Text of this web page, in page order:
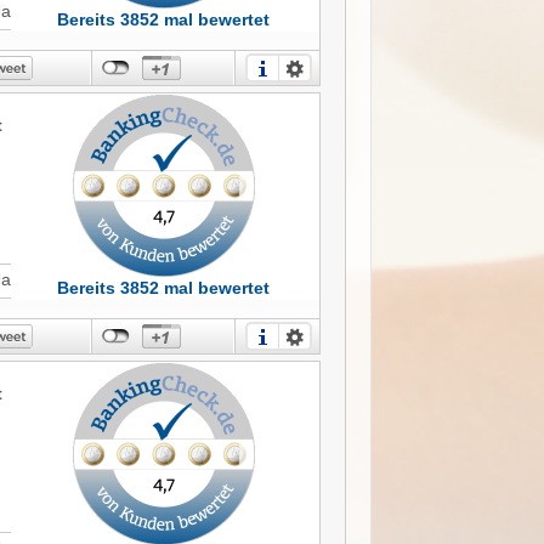
Bereits 3852 mal bewertet
Bereits 3852 mal bewertet